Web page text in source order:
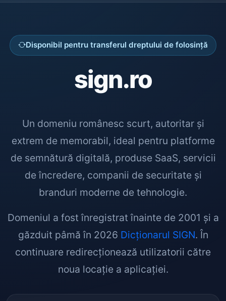
Disponibil pentru transferul dreptului de folosință
sign.ro
Un domeniu românesc scurt, autoritar și
extrem de memorabil, ideal pentru platforme
de semnătură digitală, produse SaaS, servicii
de încredere, companii de securitate și
branduri moderne de tehnologie.
Domeniul a fost înregistrat înainte de 2001 și a
găzduit pâmă în 2026 Dicționarul SIGN. În
continuare redirecționează utilizatorii către
noua locație a aplicației.